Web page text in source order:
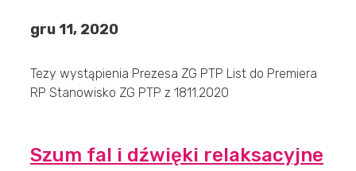
gru 11, 2020
Tezy wystąpienia Prezesa ZG PTP List do Premiera
RP Stanowisko ZG PTP z 1811.2020
Szum fal i dźwięki relaksacyjne